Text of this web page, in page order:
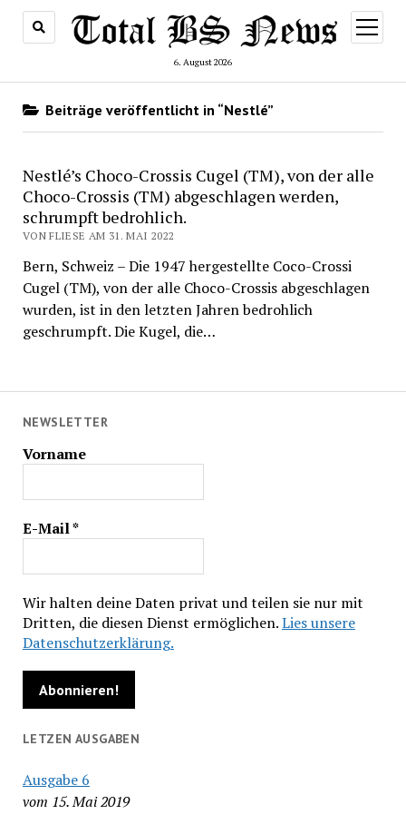
6. August 2026
Menü
öffnen
NEWSLETTER
Vorname
E-Mail*
Wir halten deine Daten privat und teilen sie nur mit
Dritten, die diesen Dienst ermöglichen.Lies unsere
Datenschutzerklärung.
LETZEN AUSGABEN
Ausgabe 6
vom 15. Mai 2019
Beiträge veröffentlicht in “Nestlé”
Nestlé’s Choco-Crossis Cugel (TM), von der alle
Choco-Crossis (TM) abgeschlagen werden,
schrumpft bedrohlich.
VON FLIESE AM 31. MAI 2022
Bern, Schweiz – Die 1947 hergestellte Coco-Crossi
Cugel (TM), von der alle Choco-Crossis abgeschlagen
wurden, ist in den letzten Jahren bedrohlich
geschrumpft. Die Kugel, die…